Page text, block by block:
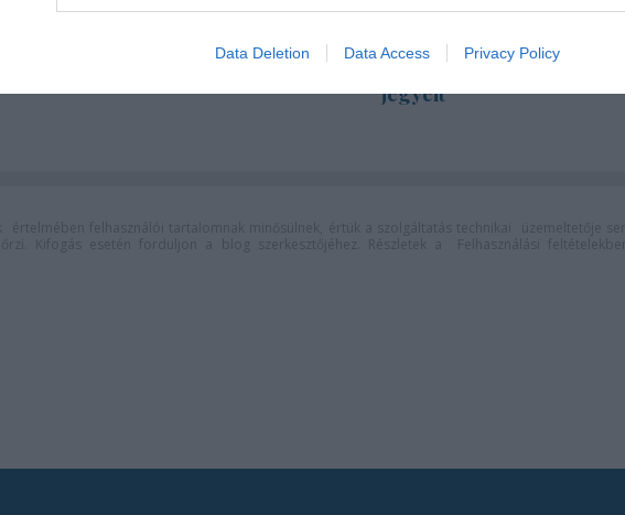
Data Deletion Data Access Privacy Policy
Épül a Dóm téri szabadtéri
A Centrál Színház új
jegyrendszeren keresztül
értékesíti a következő évad
jegyeit